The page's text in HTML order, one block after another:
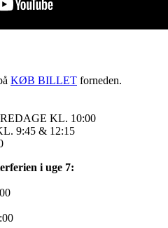
KØB BILLET forneden.
KL. 10:00
9:45 & 12:15
i uge 7: